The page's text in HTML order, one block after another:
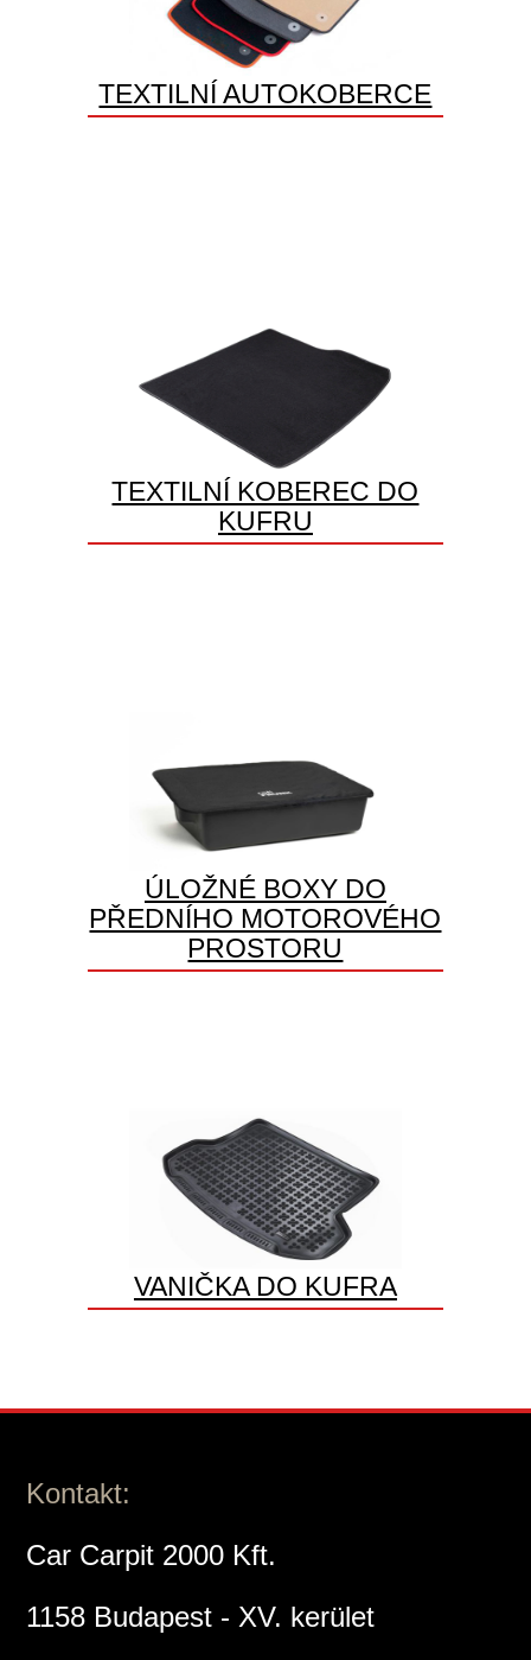
TEXTILNÍ AUTOKOBERCE
TEXTILNÍ KOBEREC DO
KUFRU
ÚLOŽNÉ BOXY DO
PŘEDNÍHO MOTOROVÉHO
PROSTORU
VANIČKA DO KUFRA
Kontakt:
Car Carpit 2000 Kft.
1158 Budapest - XV. kerület